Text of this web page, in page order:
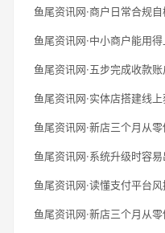
鱼尾资讯网·商户日常合规
鱼尾资讯网·中小商户能用
鱼尾资讯网·五步完成收款
鱼尾资讯网·实体店搭建线
鱼尾资讯网·新店三个月从
鱼尾资讯网·系统升级时容
鱼尾资讯网·读懂支付平台
鱼尾资讯网·新店三个月从